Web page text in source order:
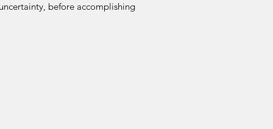
before accomplishing